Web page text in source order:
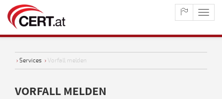
› Services › Vorfall melden
VORFALL MELDEN